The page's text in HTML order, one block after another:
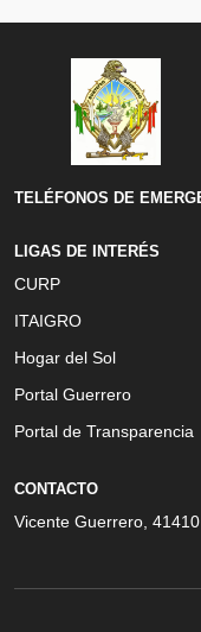
TELÉFONOS DE
LIGAS DE INTERÉS
CURP
ITAIGRO
Hogar del Sol
Portal Guerrero
Portal de Transparencia
CONTACTO
Vicente Guerrero,